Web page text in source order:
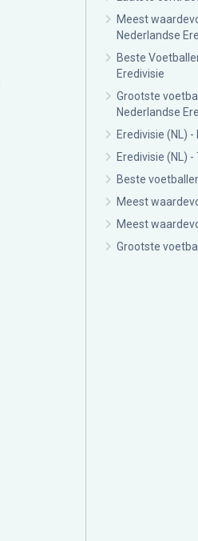
Meest
Nederlandse
Beste
Eredivisie
Grootste
Nederlandse
Eredivisie (NL)
Eredivisie (NL)
Beste
Meest
Meest
Grootste